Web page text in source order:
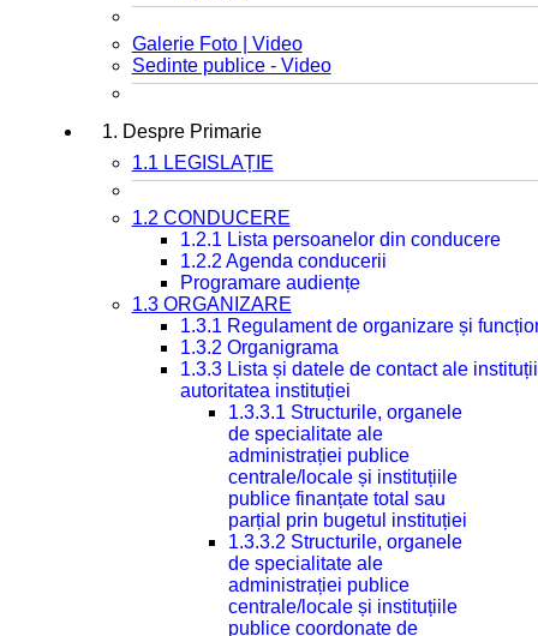
Galerie Foto | Video
Sedinte publice - Video
1. Despre Primarie
1.1 LEGISLAȚIE
1.2 CONDUCERE
1.2.1 Lista persoanelor din conducere
1.2.2 Agenda conducerii
Programare audiențe
1.3 ORGANIZARE
1.3.1 Regulament de organizare și
1.3.2 Organigrama
1.3.3 Lista și datele de contact ale
autoritatea instituției
1.3.3.1 Structurile, organele
de specialitate ale
administrației publice
centrale/locale și instituțiile
publice finanțate total sau
parțial prin bugetul instituției
1.3.3.2 Structurile, organele
de specialitate ale
administrației publice
centrale/locale și instituțiile
publice coordonate de